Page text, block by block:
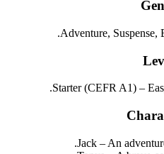
Adventure, Suspense,
Starter (CEFR A1) –
Jack – An